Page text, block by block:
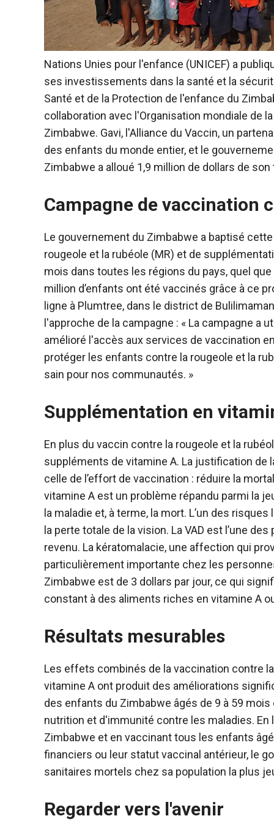
Nations Unies pour l'enfance (UNICEF) a
ses investissements dans la santé et la
Santé et de la Protection de l'enfance du
collaboration avec l'Organisation mondiale de
Zimbabwe. Gavi, l'Alliance du Vaccin, un
des enfants du monde entier, et le
Zimbabwe a alloué 1,9 million de dollars de
Campagne de vaccination
Le gouvernement du Zimbabwe a baptisé
rougeole et la rubéole (MR) et de
mois dans toutes les régions du pays, quel
million d’enfants ont été vaccinés grâce à ce
ligne à Plumtree, dans le district de
l'approche de la campagne : « La campagne
amélioré l'accès aux services de vaccination
protéger les enfants contre la rougeole et la
sain pour nos communautés. »
Supplémentation en
En plus du vaccin contre la rougeole et la
suppléments de vitamine A. La justification
celle de l’effort de vaccination : réduire la
vitamine A est un problème répandu parmi la
la maladie et, à terme, la mort. L’un des
la perte totale de la vision. La VAD est l’une
revenu. La kératomalacie, une affection qui
particulièrement importante chez les
Zimbabwe est de 3 dollars par jour, ce qui
constant à des aliments riches en vitamine A
Résultats mesurables
Les effets combinés de la vaccination contre
vitamine A ont produit des améliorations
des enfants du Zimbabwe âgés de 9 à 59
nutrition et d'immunité contre les maladies.
Zimbabwe et en vaccinant tous les enfants
financiers ou leur statut vaccinal antérieur, le
sanitaires mortels chez sa population la plus
Regarder vers l'avenir